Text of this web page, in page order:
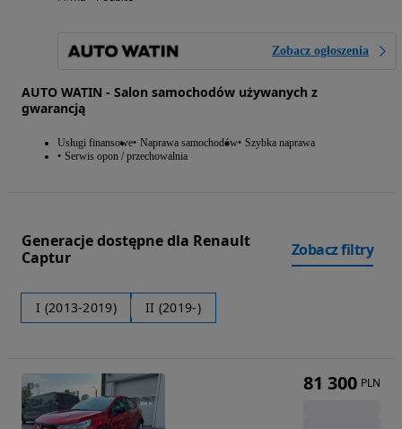
Zobacz ogłoszenia
AUTO WATIN - Salon samochodów używanych z
gwarancją
Usługi finansowe Naprawa samochodów Szybka naprawa
Serwis opon / przechowalnia
Generacje dostępne dla Renault
Captur
Zobacz filtry
I (2013-2019) II (2019-)
81 300 PLN